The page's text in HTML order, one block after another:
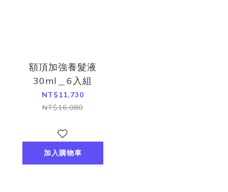
額頂加強養髮液
30ml＿6入組
NT$11,730
NT$16,080
加入購物車